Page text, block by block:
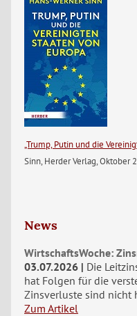
„Trump, Putin und die
Sinn, Herder Verlag, Oktober
News
WirtschaftsWoche:
03.07.2026
Die
hat Folgen für die
Zinsverluste sind nicht
Zum Artikel